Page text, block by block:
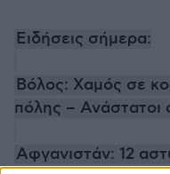
Ειδήσεις σήμερα:
Βόλος: Χαμός σε
πόλης – Ανάστατοι
Αφγανιστάν: 12